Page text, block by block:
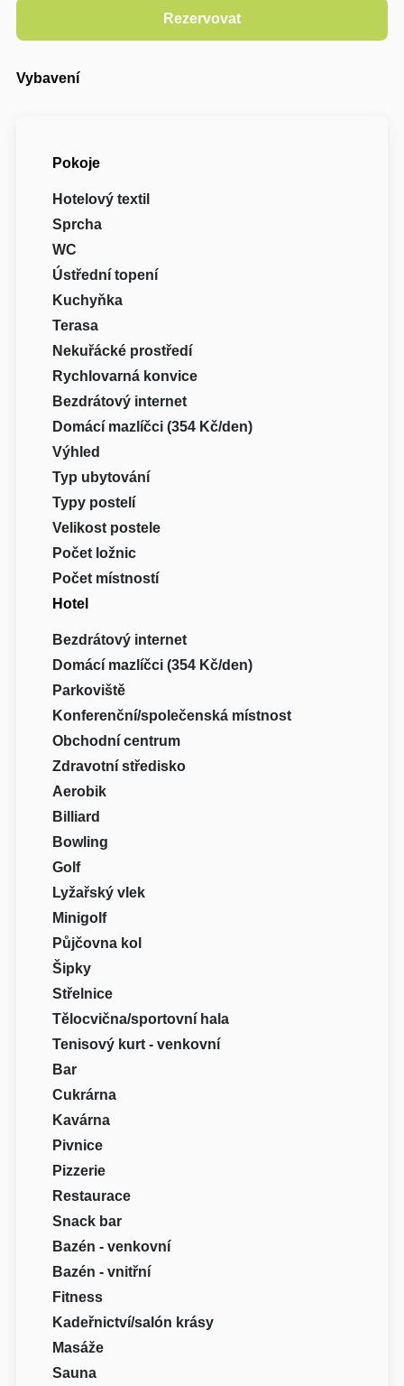
Vybavení
Pokoje
Hotelový textil
Sprcha
WC
Ústřední topení
Kuchyňka
Terasa
Nekuřácké prostředí
Rychlovarná konvice
Bezdrátový internet
Domácí mazlíčci (354 Kč/den)
Výhled
Typ ubytování
Typy postelí
Velikost postele
Počet ložnic
Počet místností
Hotel
Bezdrátový internet
Domácí mazlíčci (354 Kč/den)
Parkoviště
Konferenční/společenská místnost
Obchodní centrum
Zdravotní středisko
Aerobik
Billiard
Bowling
Golf
Lyžařský vlek
Minigolf
Půjčovna kol
Šipky
Střelnice
Tělocvična/sportovní hala
Tenisový kurt - venkovní
Bar
Cukrárna
Kavárna
Pivnice
Pizzerie
Restaurace
Snack bar
Bazén - venkovní
Bazén - vnitřní
Fitness
Kadeřnictví/salón krásy
Masáže
Sauna